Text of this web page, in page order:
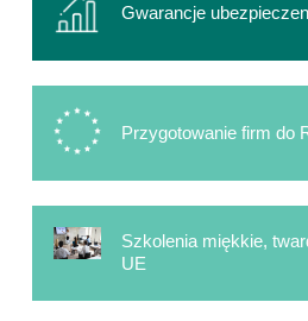
Gwarancje
Przygotowanie firm do
Szkolenia miękkie,
UE